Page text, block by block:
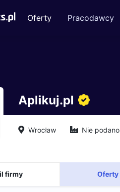
Oferty Pracodawcy
Aplikuj.pl
Wrocław Nie podano
firmy Oferty